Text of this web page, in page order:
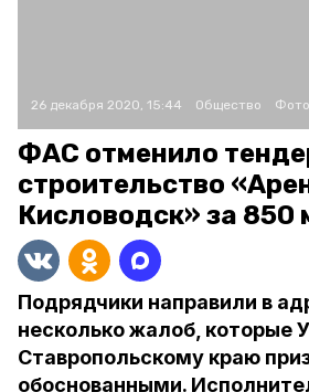
26 декабря 2020, 15:44 Общество
ФАС отменило
строительство
Кисловодск» за 850
Подрядчики направили в
несколько жалоб, которые
Ставропольскому краю
обоснованными.